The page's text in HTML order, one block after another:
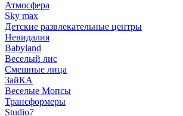
Атмосфера
Sky max
Детские развлекательные центры
Невидалия
Babyland
Веселый лис
Смешные лица
ЗайКА
Веселые Мопсы
Трансформеры
Studio7